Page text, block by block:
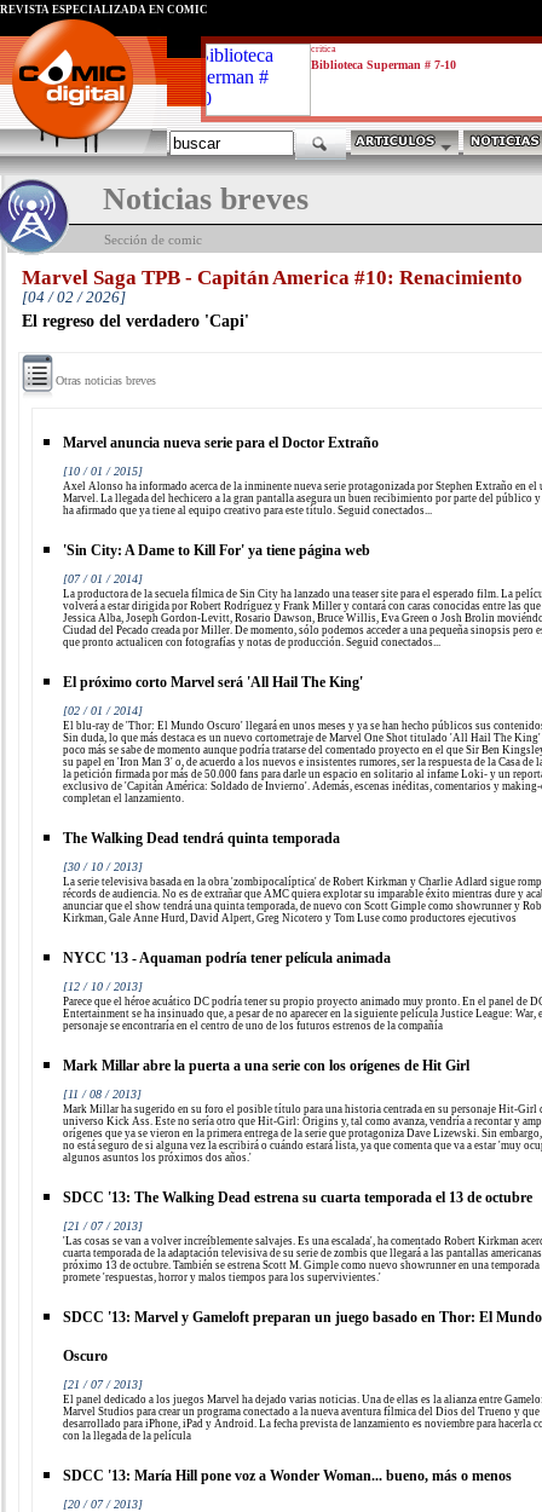
critica
Biblioteca Superman # 7-10
REVISTA ESPECIALIZADA EN CÓMIC
Noticias breves
Sección de comic
Marvel Saga TPB - Capitán America #10: Renacimiento
[04 / 02 / 2026]
El regreso del verdadero 'Capi'
Otras noticias breves
Marvel anuncia nueva serie para el Doctor Extraño
[10 / 01 / 2015]
Axel Alonso ha informado acerca de la inminente nueva serie protagonizada por Stephen Extraño en el
Marvel. La llegada del hechicero a la gran pantalla asegura un buen recibimiento por parte del público
ha afirmado que ya tiene al equipo creativo para este título. Seguid conectados...
'Sin City: A Dame to Kill For' ya tiene página web
[07 / 01 / 2014]
La productora de la secuela fílmica de Sin City ha lanzado una teaser site para el esperado film. La
volverá a estar dirigida por Robert Rodríguez y Frank Miller y contará con caras conocidas entre las que
Jessica Alba, Joseph Gordon-Levitt, Rosario Dawson, Bruce Willis, Eva Green o Josh Brolin
Ciudad del Pecado creada por Miller. De momento, sólo podemos acceder a una pequeña sinopsis pero
que pronto actualicen con fotografías y notas de producción. Seguid conectados...
El próximo corto Marvel será 'All Hail The King'
[02 / 01 / 2014]
El blu-ray de 'Thor: El Mundo Oscuro' llegará en unos meses y ya se han hecho públicos sus
Sin duda, lo que más destaca es un nuevo cortometraje de Marvel One Shot titulado 'All Hail The
poco más se sabe de momento aunque podría tratarse del comentado proyecto en el que Sir Ben
su papel en 'Iron Man 3' o, de acuerdo a los nuevos e insistentes rumores, ser la respuesta de la Casa de
la petición firmada por más de 50.000 fans para darle un espacio en solitario al infame Loki- y un
exclusivo de 'Capitán América: Soldado de Invierno'. Además, escenas inéditas, comentarios y
completan el lanzamiento.
The Walking Dead tendrá quinta temporada
[30 / 10 / 2013]
La serie televisiva basada en la obra 'zombipocalíptica' de Robert Kirkman y Charlie Adlard sigue
récords de audiencia. No es de extrañar que AMC quiera explotar su imparable éxito mientras dure y
anunciar que el show tendrá una quinta temporada, de nuevo con Scott Gimple como showrunner y
Kirkman, Gale Anne Hurd, David Alpert, Greg Nicotero y Tom Luse como productores ejecutivos
NYCC '13 - Aquaman podría tener película animada
[12 / 10 / 2013]
Parece que el héroe acuático DC podría tener su propio proyecto animado muy pronto. En el panel de
Entertainment se ha insinuado que, a pesar de no aparecer en la siguiente película Justice League: War,
personaje se encontraría en el centro de uno de los futuros estrenos de la compañía
Mark Millar abre la puerta a una serie con los orígenes de Hit Girl
[11 / 08 / 2013]
Mark Millar ha sugerido en su foro el posible título para una historia centrada en su personaje Hit-Girl
universo Kick Ass. Este no sería otro que Hit-Girl: Origins y, tal como avanza, vendría a recontar y
orígenes que ya se vieron en la primera entrega de la serie que protagoniza Dave Lizewski. Sin
no está seguro de si alguna vez la escribirá o cuándo estará lista, ya que comenta que va a estar 'muy
algunos asuntos los próximos dos años.'
SDCC '13: The Walking Dead estrena su cuarta temporada el 13 de octubre
[21 / 07 / 2013]
'Las cosas se van a volver increíblemente salvajes. Es una escalada', ha comentado Robert Kirkman
cuarta temporada de la adaptación televisiva de su serie de zombis que llegará a las pantallas
próximo 13 de octubre. También se estrena Scott M. Gimple como nuevo showrunner en una temporada
promete 'respuestas, horror y malos tiempos para los supervivientes.'
SDCC '13: Marvel y Gameloft preparan un juego basado en Thor: El Mundo
Oscuro
[21 / 07 / 2013]
El panel dedicado a los juegos Marvel ha dejado varias noticias. Una de ellas es la alianza entre
Marvel Studios para crear un programa conectado a la nueva aventura fílmica del Dios del Trueno y que
desarrollado para iPhone, iPad y Android. La fecha prevista de lanzamiento es noviembre para hacerla
con la llegada de la película
SDCC '13: María Hill pone voz a Wonder Woman... bueno, más o menos
[20 / 07 / 2013]